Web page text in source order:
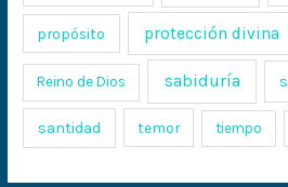
propósito protección divina
Reino de Dios sabiduría
santidad temor tiempo